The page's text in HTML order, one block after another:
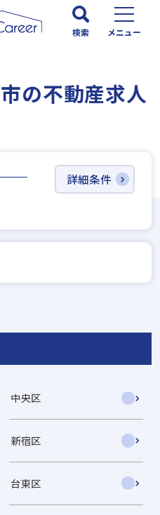
検索 メニュー
の不動産求人
詳細条件
中央区
新宿区
台東区